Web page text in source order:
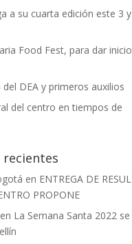
a su cuarta edición este 3
Food Fest, para dar
DEA y primeros auxilios
del centro en tiempos de
en ENTREGA DE
PROPONE
en La Semana Santa 2022